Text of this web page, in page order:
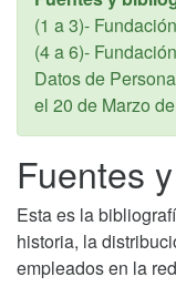
(1 a 3)-
(4 a 6)-
Datos de
el 20 de Marzo
Fuentes
Esta es la
historia, la
empleados en la